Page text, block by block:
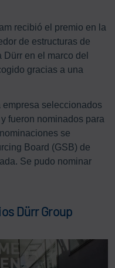
recibió el premio en la
de estructuras de
en el marco del
gracias a una
empresa seleccionados
fueron nominados para
se
Board (GSB) de
Se pudo nominar
Dürr Group